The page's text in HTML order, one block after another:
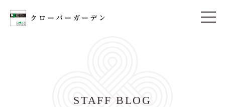
t
STAFF BLOG